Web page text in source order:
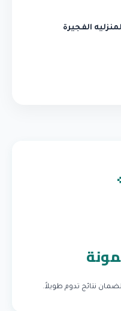
الفجيرة
نتائج تدوم طويلاً.